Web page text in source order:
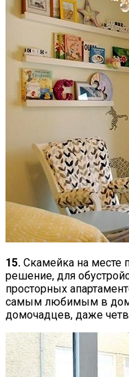
15. Скамейка на месте
решение, для
просторных
самым любимым в
домочадцев, даже